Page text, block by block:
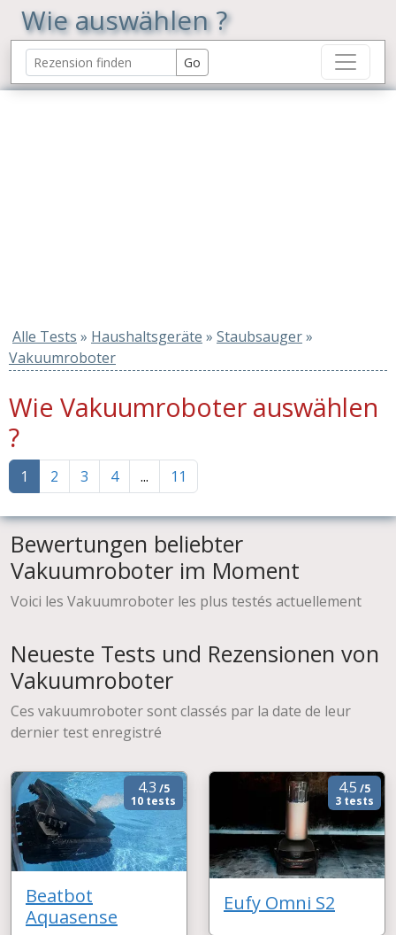
Wie auswählen ?
Alle Tests » Haushaltsgeräte » Staubsauger»
Vakuumroboter
Wie Vakuumroboter auswählen
?
1 2 3 4 ... 11
Bewertungen beliebter
Vakuumroboter im Moment
Voici les Vakuumroboter les plus testés actuellement
Neueste Tests und Rezensionen von
Vakuumroboter
Ces vakuumroboter sont classés par la date de leur
dernier test enregistré
4.3 /5
10 tests
Beatbot
Aquasense
4.5 /5
3 tests
Eufy Omni S2